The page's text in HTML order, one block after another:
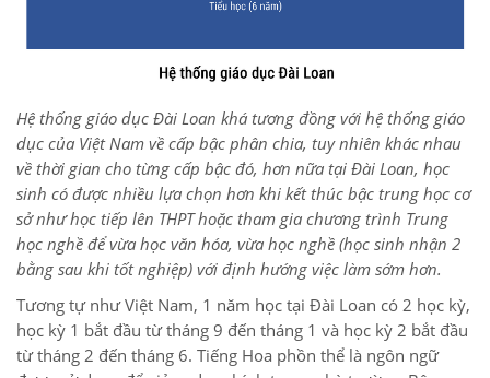
Hệ thống giáo dục Đài Loan khá tương đồng với hệ thống giáo
dục của Việt Nam về cấp bậc phân chia, tuy nhiên khác nhau
về thời gian cho từng cấp bậc đó, hơn nữa tại Đài Loan, học
sinh có được nhiều lựa chọn hơn khi kết thúc bậc trung học cơ
sở như học tiếp lên THPT hoặc tham gia chương trình Trung
học nghề để vừa học văn hóa, vừa học nghề (học sinh nhận 2
bằng sau khi tốt nghiệp) với định hướng việc làm sớm hơn.
Tương tự như Việt Nam, 1 năm học tại Đài Loan có 2 học kỳ,
học kỳ 1 bắt đầu từ tháng 9 đến tháng 1 và học kỳ 2 bắt đầu
từ tháng 2 đến tháng 6. Tiếng Hoa phồn thể là ngôn ngữ